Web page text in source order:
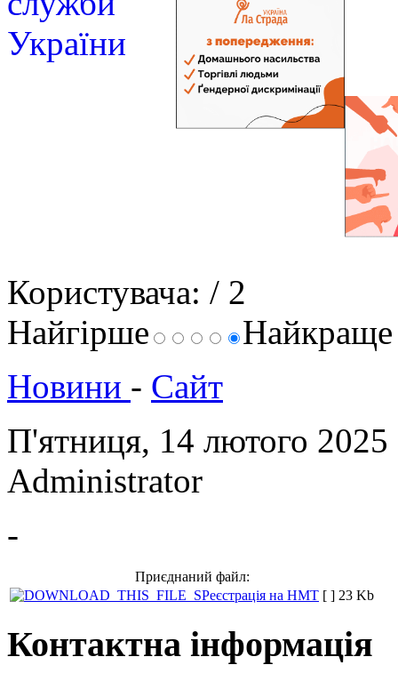
Користувача: / 2
Найгірше
Новини - Сайт
П'ятниця, 14 лютого
Administrator
-
Приєднаний файл:
Реєстрація на НМТ [ ] 23 Kb
Контактна інформація